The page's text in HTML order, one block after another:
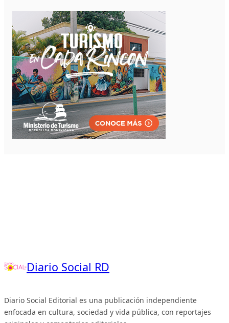
Diario Social RD
Diario Social Editorial es una publicación independiente
enfocada en cultura, sociedad y vida pública, con reportajes